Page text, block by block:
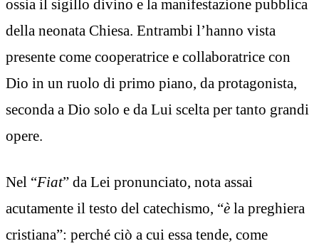
ossia il sigillo divino e la manifestazione pubblica
della neonata Chiesa. Entrambi l’hanno vista
presente come cooperatrice e collaboratrice con
Dio in un ruolo di primo piano, da protagonista,
seconda a Dio solo e da Lui scelta per tanto grandi
opere.
Nel “Fiat” da Lei pronunciato, nota assai
acutamente il testo del catechismo, “è la preghiera
cristiana”: perché ciò a cui essa tende, come